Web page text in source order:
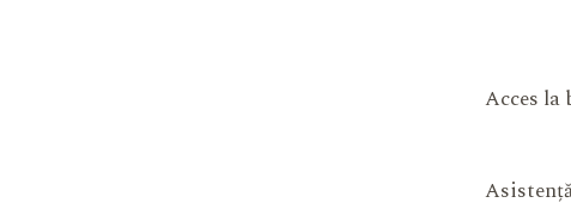
Acces la